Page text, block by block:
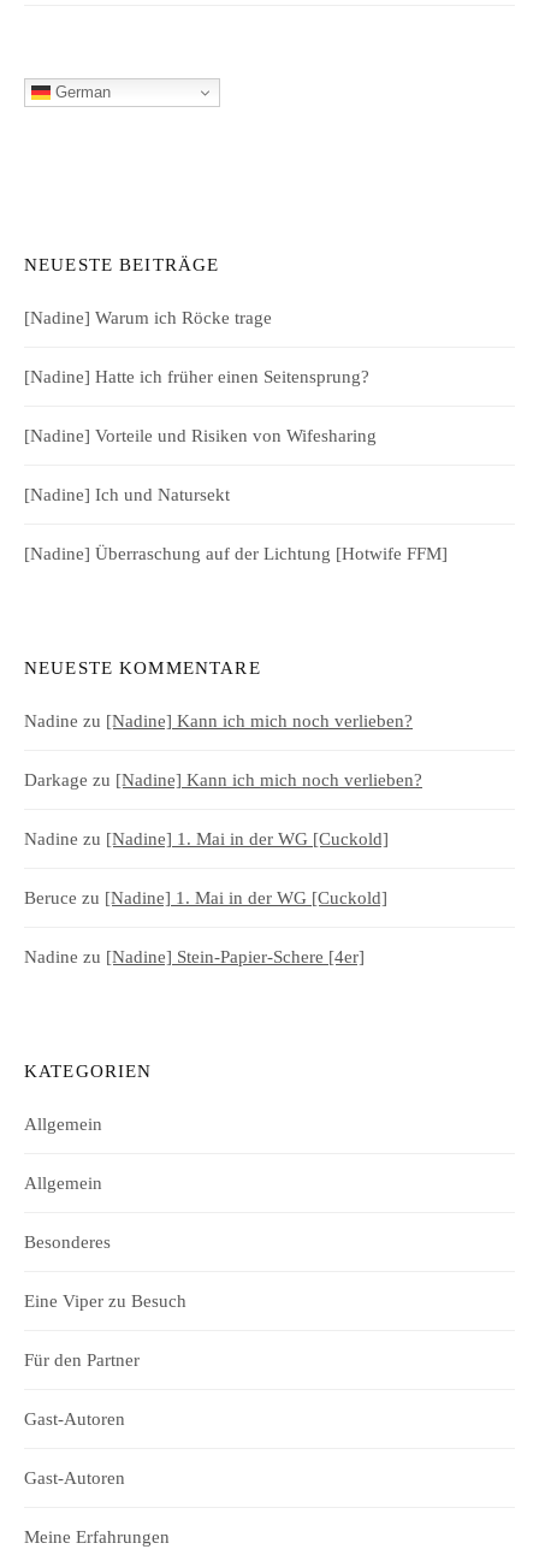
German
NEUESTE BEITRÄGE
[Nadine] Warum ich Röcke trage
[Nadine] Hatte ich früher einen Seitensprung?
[Nadine] Vorteile und Risiken von Wifesharing
[Nadine] Ich und Natursekt
[Nadine] Überraschung auf der Lichtung [Hotwife FFM]
NEUESTE KOMMENTARE
Nadine zu [Nadine] Kann ich mich noch verlieben?
Darkage zu [Nadine] Kann ich mich noch verlieben?
Nadine zu [Nadine] 1. Mai in der WG [Cuckold]
Beruce zu [Nadine] 1. Mai in der WG [Cuckold]
Nadine zu [Nadine] Stein-Papier-Schere [4er]
KATEGORIEN
Allgemein
Allgemein
Besonderes
Eine Viper zu Besuch
Für den Partner
Gast-Autoren
Gast-Autoren
Meine Erfahrungen